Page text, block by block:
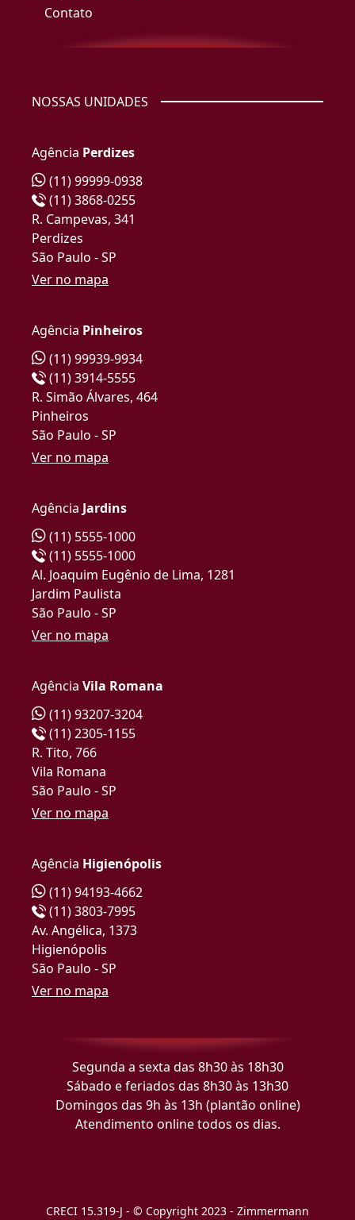
Contato
NOSSAS UNIDADES
Agência Perdizes
(11) 99999-0938
(11) 3868-0255
R. Campevas, 341
Perdizes
São Paulo - SP
Ver no mapa
Agência Pinheiros
(11) 99939-9934
(11) 3914-5555
R. Simão Álvares, 464
Pinheiros
São Paulo - SP
Ver no mapa
Agência Jardins
(11) 5555-1000
(11) 5555-1000
Al. Joaquim Eugênio de Lima, 1281
Jardim Paulista
São Paulo - SP
Ver no mapa
Agência Vila Romana
(11) 93207-3204
(11) 2305-1155
R. Tito, 766
Vila Romana
São Paulo - SP
Ver no mapa
Agência Higienópolis
(11) 94193-4662
(11) 3803-7995
Av. Angélica, 1373
Higienópolis
São Paulo - SP
Ver no mapa
Segunda a sexta das 8h30 às 18h30
Sábado e feriados das 8h30 às 13h30
Domingos das 9h às 13h (plantão online)
Atendimento online todos os dias.
CRECI 15.319-J - © Copyright 2023 - Zimmermann